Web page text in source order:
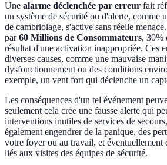
Une alarme déclenchée par erreur fait
un système de sécurité ou d'alerte, comme
de cambriolage, s'active sans réelle
par60 Millions de Consommateurs, 30%
résultat d'une activation inappropriée. Ces
diverses causes, comme une mauvaise
dysfonctionnement ou des conditions
exemple, un vent fort qui déclenche un
Les conséquences d'un tel événement
seulement cela crée une fausse alerte qui
interventions inutiles de services de
également engendrer de la panique, des
votre foyer ou au travail, et éventuellement
liés aux visites des équipes de sécurité.